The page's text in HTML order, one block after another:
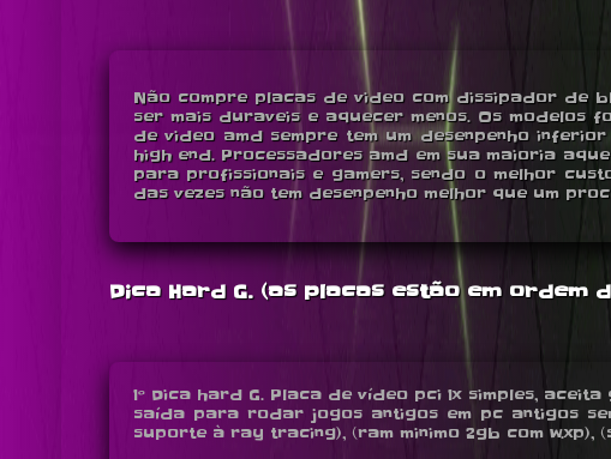
Não compre placas de video com dissipador de
ser mais duraveis e aquecer menos. Os
de video amd sempre tem um desenpenho
high end. Processadores amd em sua maioria
para profissionais e gamers, sendo o melhor
das vezes não tem desenpenho melhor que um
Dica Hard G. (as placas estão em ordem
1º Dica hard G. Placa de vídeo pci 1x simples,
saída para rodar jogos antigos em pc antigos
suporte à ray tracing), (ram minimo 2gb com w.xp),